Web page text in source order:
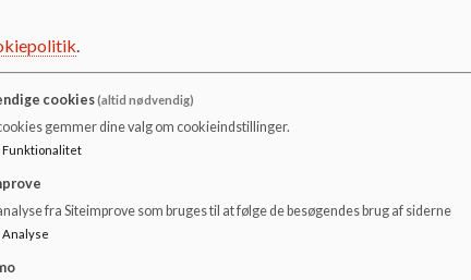
.
cookies(altid nødvendig)
gemmer dine valg om cookieindstillinger.
Funktionalitet
fra Siteimprove som bruges til at følge de besøgendes brug af siderne
Analyse